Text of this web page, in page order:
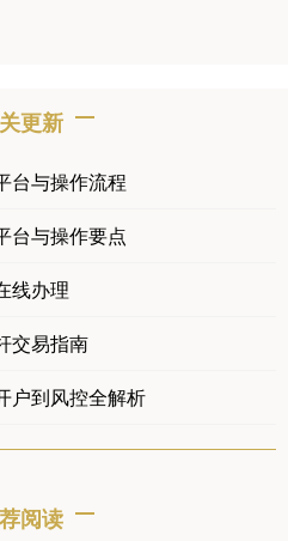
更新
台与操作流程
台与操作要点
线办理
交易指南
户到风控全解析
阅读